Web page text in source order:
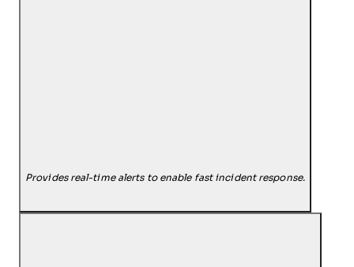
Provides real-time alerts to enable fast incident response.